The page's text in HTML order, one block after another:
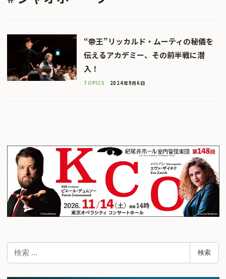
“帝王”リッカルド・ムーティの秘儀を
伝えるアカデミー、その前半戦に潜
入！
TOPICS 2024年9月6日
検
検索